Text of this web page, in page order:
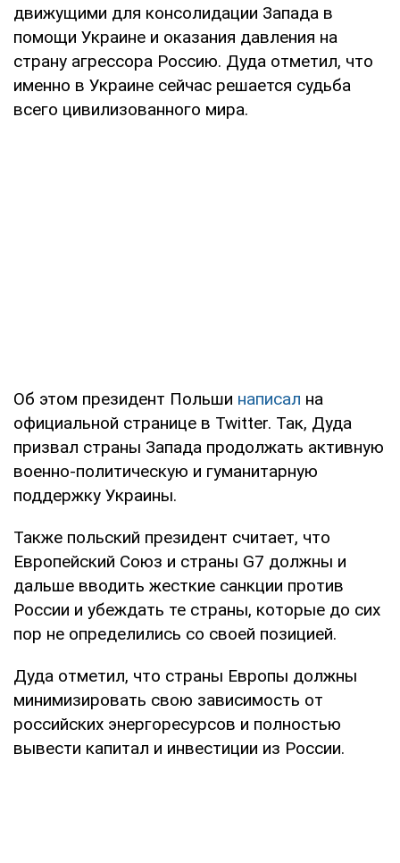
движущими для консолидации Запада в
помощи Украине и оказания давления на
страну агрессора Россию. Дуда отметил, что
именно в Украине сейчас решается судьба
всего цивилизованного мира.
Об этом президент Польши написал на
официальной странице в Twitter. Так, Дуда
призвал страны Запада продолжать активную
военно-политическую и гуманитарную
поддержку Украины.
Также польский президент считает, что
Европейский Союз и страны G7 должны и
дальше вводить жесткие санкции против
России и убеждать те страны, которые до сих
пор не определились со своей позицией.
Дуда отметил, что страны Европы должны
минимизировать свою зависимость от
российских энергоресурсов и полностью
вывести капитал и инвестиции из России.